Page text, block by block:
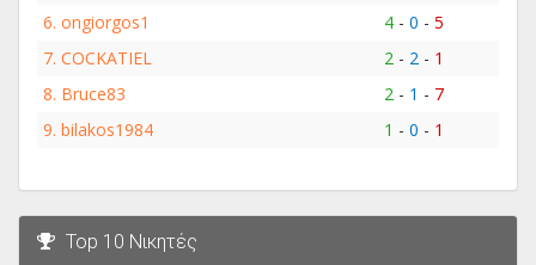
6. ongiorgos1 4- 0 - 5
7. COCKATIEL 2- 2- 1
8. Bruce83 2- 1 - 7
9. bilakos1984 1 - 0 - 1
Top 10 Νικητές